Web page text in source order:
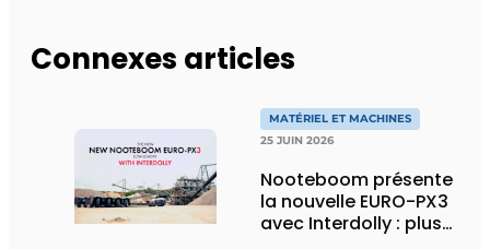
Connexes articles
MATÉRIEL ET MACHINES
25 JUIN 2026
Nooteboom présente
la nouvelle EURO-PX3
avec Interdolly : plus